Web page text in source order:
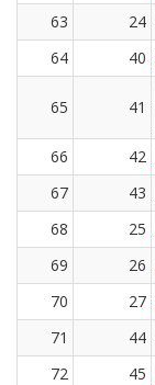
63
24
64
40
65 41
66 42
67
43
68
25
69
26
70
27
71
44
72
45